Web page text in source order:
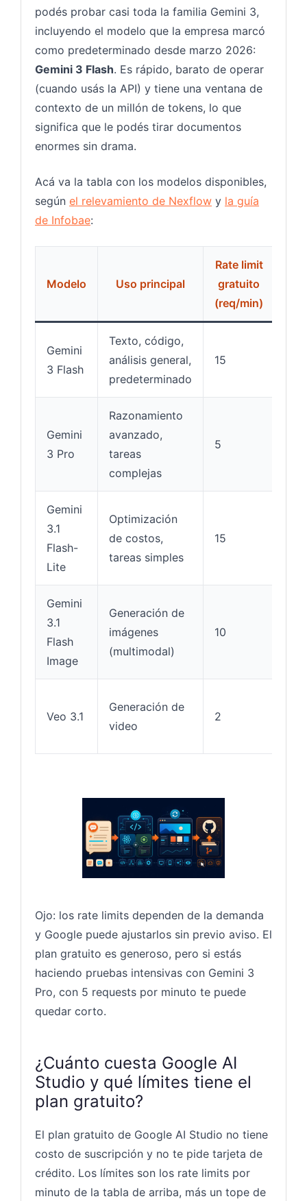
podés probar casi toda la familia Gemini 3,
incluyendo el modelo que la empresa marcó
como predeterminado desde marzo 2026:
Gemini 3 Flash. Es rápido, barato de operar
(cuando usás la API) y tiene una ventana de
contexto de un millón de tokens, lo que
significa que le podés tirar documentos
enormes sin drama.
Acá va la tabla con los modelos disponibles,
según el relevamiento de Nexflow y la guía
de Infobae:
Modelo Uso principal
Rate limit
gratuito
(req/min)
Gemini
3 Flash
Texto, código,
análisis general,
predeterminado
15
Gemini
3 Pro
Razonamiento
avanzado,
tareas
complejas
5
Gemini
3.1
Flash-
Lite
Optimización
de costos,
tareas simples
15
Gemini
3.1
Flash
Image
Generación de
imágenes
(multimodal)
10
Veo 3.1
Generación de
video
2
Ojo: los rate limits dependen de la demanda
y Google puede ajustarlos sin previo aviso. El
plan gratuito es generoso, pero si estás
haciendo pruebas intensivas con Gemini 3
Pro, con 5 requests por minuto te puede
quedar corto.
¿Cuánto cuesta Google AI
Studio y qué límites tiene el
plan gratuito?
El plan gratuito de Google AI Studio no tiene
costo de suscripción y no te pide tarjeta de
crédito. Los límites son los rate limits por
minuto de la tabla de arriba, más un tope de